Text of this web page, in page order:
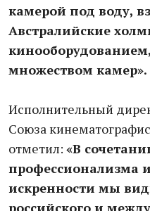
камерой под воду,
Австралийские
множеством камер».
Исполнительный
Союза
отметил: «В
профессионализма
искренности мы
российского и